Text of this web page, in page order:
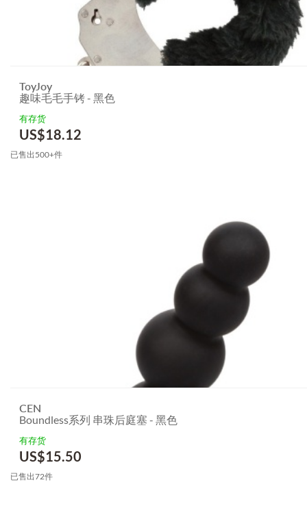
ToyJoy
趣味毛毛手铐 - 黑色
有存货
US$18.12
已售出500+件
CEN
Boundless系列 串珠后庭塞 - 黑色
有存货
US$15.50
已售出72件